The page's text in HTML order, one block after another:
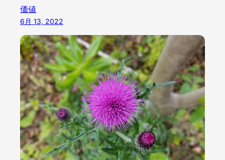
価値
6月 13, 2022